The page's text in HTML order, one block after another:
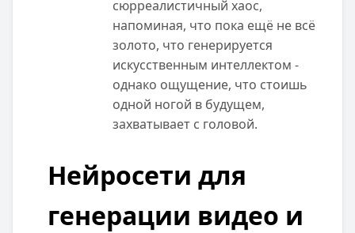
сюрреалистичный хаос,
напоминая, что пока ещё не всё
золото, что генерируется
искусственным интеллектом -
однако ощущение, что стоишь
одной ногой в будущем,
захватывает с головой.
Нейросети для
генерации видео и